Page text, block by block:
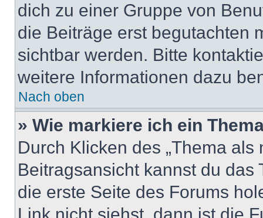
dich zu einer Gruppe von
die Beiträge erst begutachten
sichtbar werden. Bitte
weitere Informationen dazu
Nach oben
» Wie markiere ich ein
Durch Klicken des „Thema
Beitragsansicht kannst du
die erste Seite des Forums